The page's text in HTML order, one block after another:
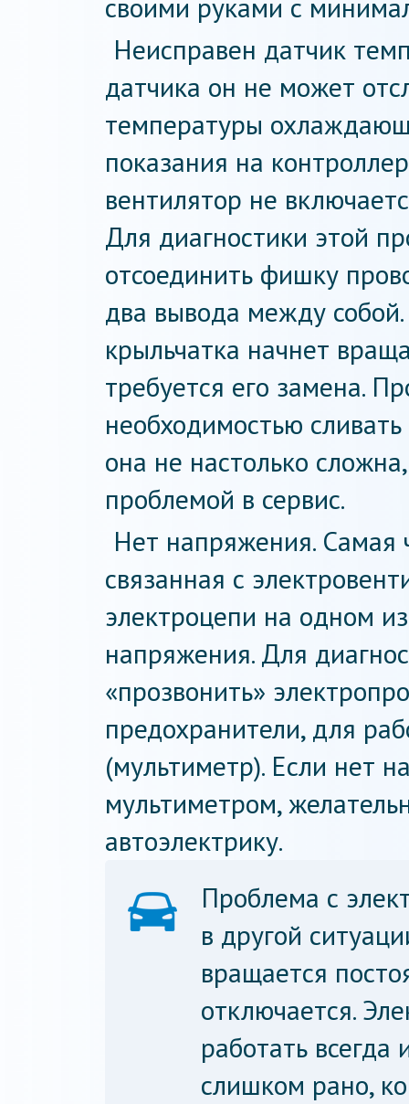
своими руками с
Неисправен датчик
датчика он не может
температуры
показания на
вентилятор не
Для диагностики этой
отсоединить фишку
два вывода между
крыльчатка начнет
требуется его замена.
необходимостью
она не настолько
проблемой в сервис.
Нет напряжения. Самая
связанная с
электроцепи на одном
напряжения. Для
«прозвонить»
предохранители, для
(мультиметр). Если нет
мультиметром,
автоэлектрику.
Проблема с
в другой
вращается
отключается.
работать всегда
слишком рано,